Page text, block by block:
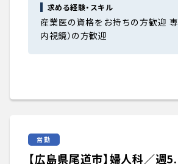
求める経験・スキル
産業医の資格をお持ちの方歓迎 専
内視鏡）の方歓迎
常勤
【広島県尾道市】婦人科／週